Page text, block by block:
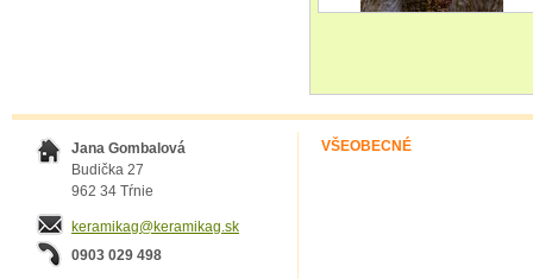
Jana Gombalová
Budička 27
962 34 Tŕnie
keramikag@keramikag.sk
0903 029 498
VŠEOBECNÉ